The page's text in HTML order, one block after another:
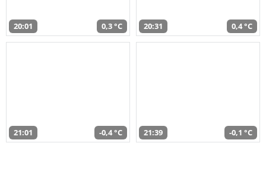
20:01 0,3 °C 20:31 0,4 °C
21:01 -0,4 °C 21:39 -0,1 °C